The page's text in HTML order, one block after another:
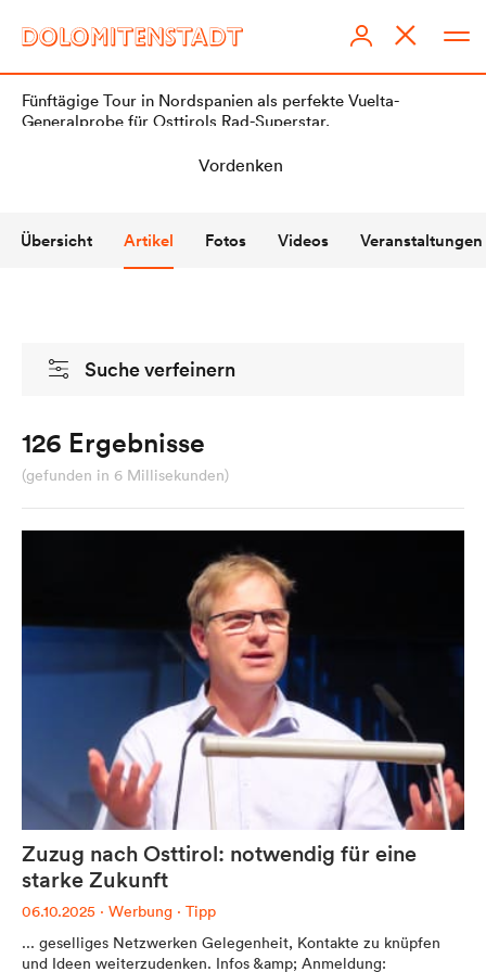
Übersicht Artikel Fotos Videos Veranstaltungen
Suche verfeinern
126 Ergebnisse
(gefunden in 6 Millisekunden)
Zuzug nach Osttirol: notwendig für eine
starke Zukunft
06.10.2025 · Werbung · Tipp
... geselliges Netzwerken Gelegenheit, Kontakte zu knüpfen
und Ideen weiterzudenken. Infos &amp; Anmeldung:
Fünftägige Tour in Nordspanien als perfekte Vuelta-
Generalprobe für Osttirols Rad-Superstar.
DOLOMITENSTADT
Redaktionsstatut
KI-Richtlinien
Anzeigenpreise
Reichweite / Statistik
Anfragen / Kontakt
Mein Dolomitenstadt.at
Anmelden
Registrieren
FAQ & Service